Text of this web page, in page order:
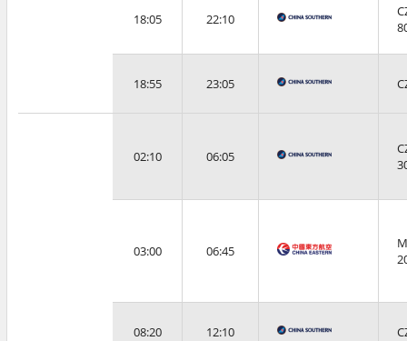
18:05 22:10
18:55 23:05
02:10 06:05
03:00 06:45
08:20 12:10